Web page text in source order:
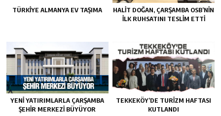
TÜRKIYE ALMANYA EV TAŞIMA
HALIT DOĞAN, ÇARŞAMBA OSB’NIN
İLK RUHSATINI TESLIM ETTI
YENI YATIRIMLARLA ÇARŞAMBA
ŞEHIR MERKEZI BÜYÜYOR
TEKKEKÖY’DE TURIZM HAFTASI
KUTLANDI